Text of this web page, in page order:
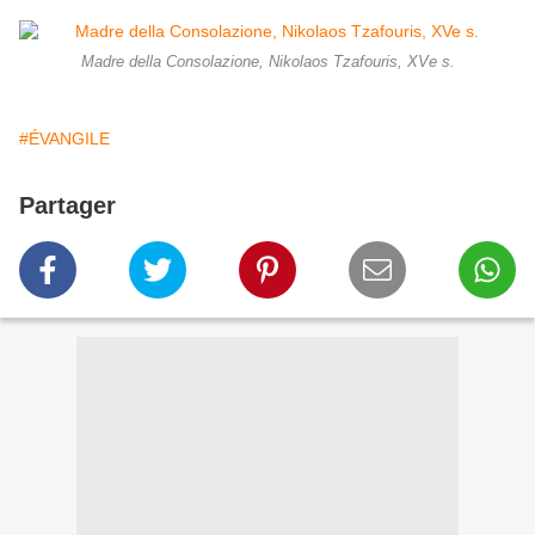
Madre della Consolazione, Nikolaos Tzafouris, XVe s.
#ÉVANGILE
Partager